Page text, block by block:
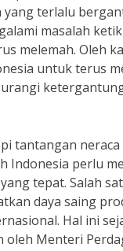
yang terlalu
masalah
melemah. Oleh
untuk terus
tantangan
Indonesia perlu
tepat. Salah
daya saing
Hal ini
oleh Menteri